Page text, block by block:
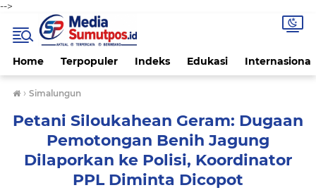
-->
Home Terpopuler Indeks Edukasi Internasional
› Simalungun
Petani Siloukahean Geram: Dugaan
Pemotongan Benih Jagung
Dilaporkan ke Polisi, Koordinator
PPL Diminta Dicopot